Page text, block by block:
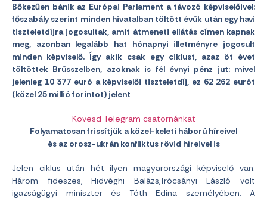
Bőkezűen bánik az Európai Parlament a távozó képviselőivel:
főszabály szerint minden hivatalban töltött évük után egy havi
tiszteletdíjra jogosultak, amit átmeneti ellátás címen kapnak
meg, azonban legalább hat hónapnyi illetményre jogosult
minden képviselő. Így akik csak egy ciklust, azaz öt évet
töltöttek Brüsszelben, azoknak is fél évnyi pénz jut: mivel
jelenleg 10 377 euró a képviselői tiszteletdíj, ez 62 262 eurót
(közel 25 millió forintot) jelent
Kövesd Telegram csatornánkat
Folyamatosan frissítjük a közel-keleti háború híreivel
és az orosz-ukrán konfliktus rövid híreivel is
Jelen ciklus után hét ilyen magyarországi képviselő van.
Három fideszes, Hidvéghi Balázs,Trócsányi László volt
igazságügyi miniszter és Tóth Edina személyében. A